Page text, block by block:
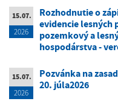
15.07.
2026
Rozhodnutie o
evidencie lesných
pozemkový a
hospodárstva -
15.07.
2026
Pozvánka na
20. júla2026